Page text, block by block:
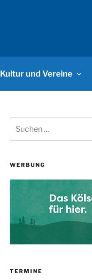
Kultur und Vereine
nach:
WERBUNG
TERMINE